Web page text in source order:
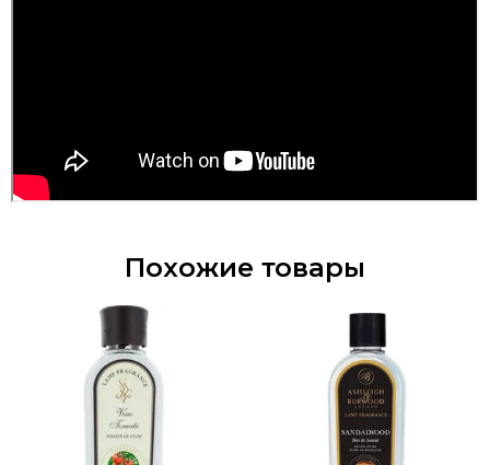
Похожие товары